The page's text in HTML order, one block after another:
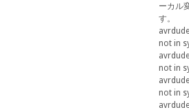
ーカル
す。
not in
not in
not in